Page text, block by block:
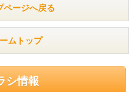
ページへ戻る
ムトップ
シ情報